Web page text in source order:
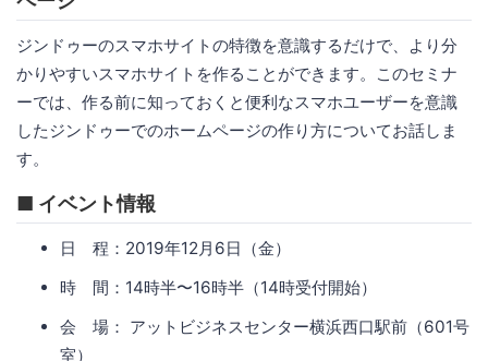
ジンドゥーのスマホサイトの特徴を意識するだけで、より分
かりやすいスマホサイトを作ることができます。このセミナ
ーでは、作る前に知っておくと便利なスマホユーザーを意識
したジンドゥーでのホームページの作り方についてお話しま
す。
■ イベント情報
日 程：2019年12月6日（金）
時 間：14時半〜16時半（14時受付開始）
会 場： アットビジネスセンター横浜西口駅前（601号
室）